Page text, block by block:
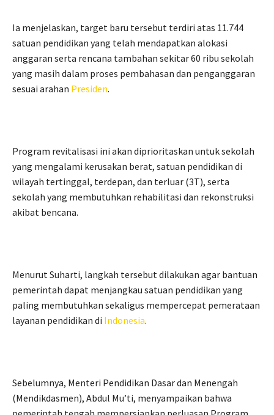
Ia menjelaskan, target baru tersebut terdiri atas 11.744
satuan pendidikan yang telah mendapatkan alokasi
anggaran serta rencana tambahan sekitar 60 ribu sekolah
yang masih dalam proses pembahasan dan penganggaran
sesuai arahan Presiden.
Program revitalisasi ini akan diprioritaskan untuk sekolah
yang mengalami kerusakan berat, satuan pendidikan di
wilayah tertinggal, terdepan, dan terluar (3T), serta
sekolah yang membutuhkan rehabilitasi dan rekonstruksi
akibat bencana.
Menurut Suharti, langkah tersebut dilakukan agar bantuan
pemerintah dapat menjangkau satuan pendidikan yang
paling membutuhkan sekaligus mempercepat pemerataan
layanan pendidikan di Indonesia.
Sebelumnya, Menteri Pendidikan Dasar dan Menengah
(Mendikdasmen), Abdul Mu’ti, menyampaikan bahwa